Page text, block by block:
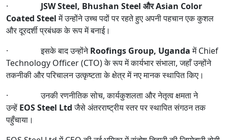
· JSW Steel, Bhushan Steel और Asian Color
Coated Steelमें उन्होंने उच्च पदों पर रहते हुए अपनी पहचान एक कुशल
और दूरदर्शी प्रबंधक के रूप में बनाई।
· इसके बाद उन्होंनेRoofings Group, Ugandaमें Chief
Technology Officer (CTO) के रूप में कार्यभार संभाला, जहाँ उन्होंने
तकनीकी और परिचालन उत्कृष्टता के क्षेत्र में नए मानक स्थापित किए।
· उनकी रणनीतिक सोच, कार्यकुशलता और नेतृत्व क्षमता ने
उन्हें EOS Steel Ltdजैसे अंतरराष्ट्रीय स्तर पर स्थापित संगठन तक
पहुँचाया।